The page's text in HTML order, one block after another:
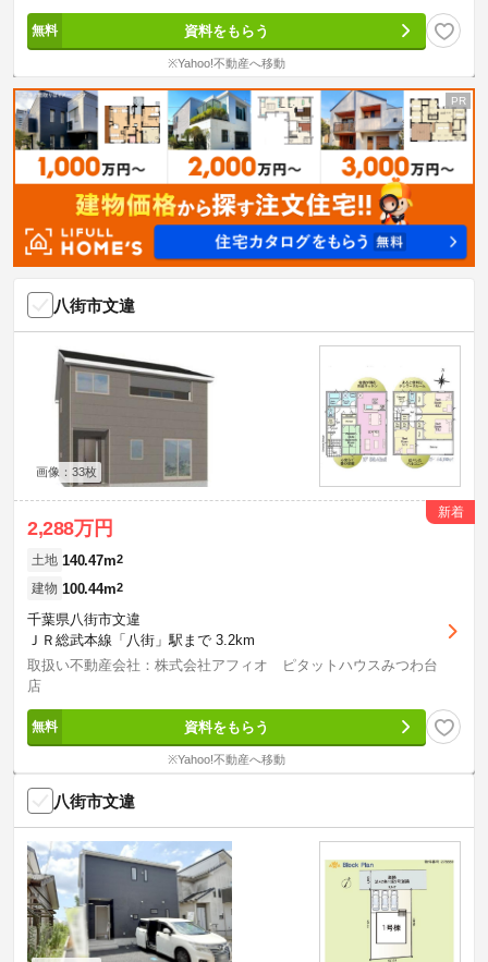
資料をもらう
※Yahoo!不動産へ移動
八街市文違
画像：33枚
2,288万円
新着
土地 140.47m2
建物 100.44m2
千葉県八街市文違
ＪＲ総武本線「八街」駅まで 3.2km
取扱い不動産会社：株式会社アフィオ ピタットハウスみつわ台
店
資料をもらう
※Yahoo!不動産へ移動
八街市文違